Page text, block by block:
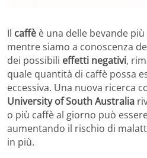
Il caffè è una delle bevande
mentre siamo a conoscenza
dei possibili effetti negativi,
quale quantità di caffè possa
eccessiva. Una nuova ricerca
University of South Australia
o più caffè al giorno può
aumentando il rischio di
in più.